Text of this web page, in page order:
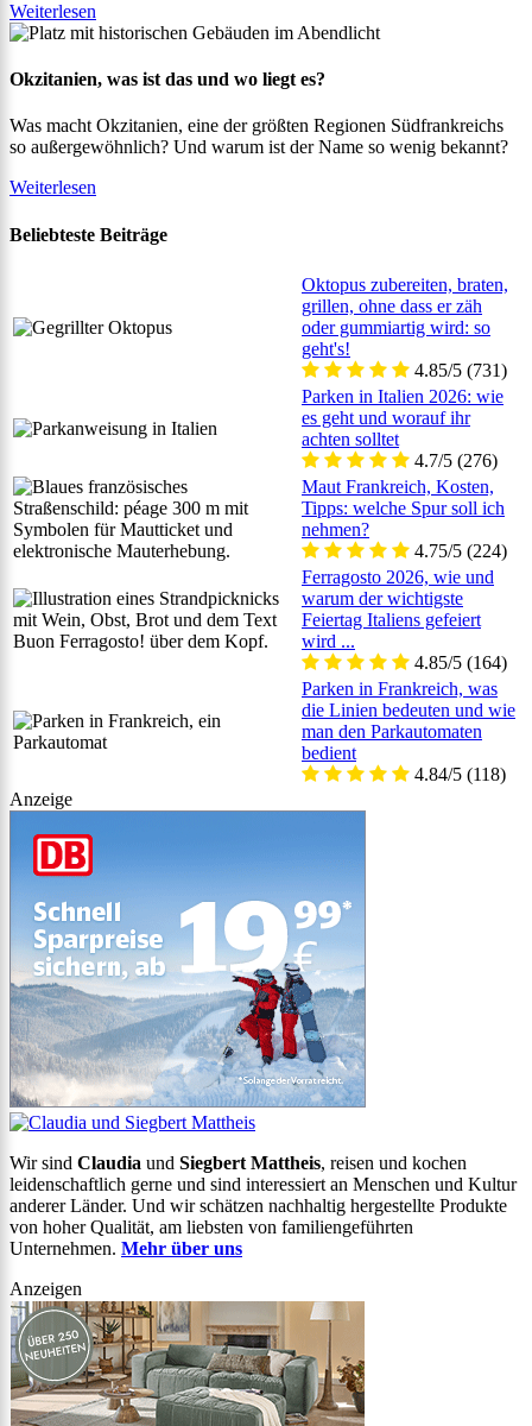
Weiterlesen
Okzitanien, was ist das und wo liegt es?
Was macht Okzitanien, eine der größten Regionen Südfrankreichs
so außergewöhnlich? Und warum ist der Name so wenig bekannt?
Weiterlesen
Beliebteste Beiträge
Oktopus zubereiten, braten,
grillen, ohne dass er zäh
oder gummiartig wird: so
geht's!
4.85/5 (731)
Parken in Italien 2026: wie
es geht und worauf ihr
achten solltet
4.7/5 (276)
Maut Frankreich, Kosten,
Tipps: welche Spur soll ich
nehmen?
4.75/5 (224)
Ferragosto 2026, wie und
warum der wichtigste
Feiertag Italiens gefeiert
wird ...
4.85/5 (164)
Parken in Frankreich, was
die Linien bedeuten und wie
man den Parkautomaten
bedient
4.84/5 (118)
Anzeige
Wir sind Claudia und Siegbert Mattheis, reisen und kochen
leidenschaftlich gerne und sind interessiert an Menschen und Kultur
anderer Länder. Und wir schätzen nachhaltig hergestellte Produkte
von hoher Qualität, am liebsten von familiengeführten
Unternehmen. Mehr über uns
Anzeigen